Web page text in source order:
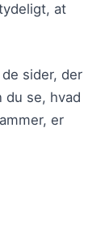
at
sider, der
se, hvad
er